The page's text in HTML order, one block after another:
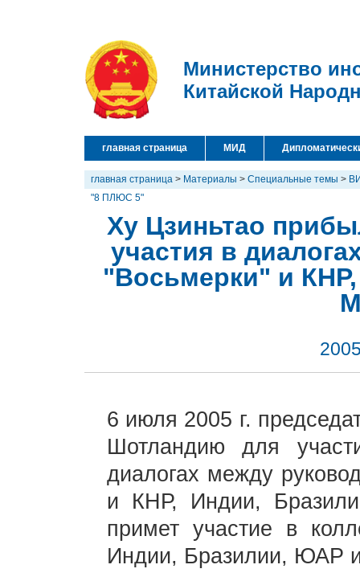
Министерство
Китайской
главная страница МИД
главная страница > Материалы > Специальные темы >
"8 ПЛЮС 5"
Ху Цзиньтао
участия в
"Восьмерки" и
6 июля 2005 г.
Шотландию для
диалогах между
и КНР, Индии,
примет участие в
Индии, Бразилии, ЮАР